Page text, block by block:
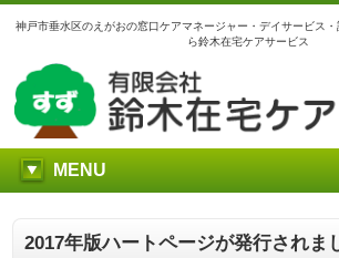
神戸市垂水区のえがおの窓口ケアマネージャー・デイサービス
ら鈴木在宅ケアサービス
MENU
2017年版ハートページが発行されま